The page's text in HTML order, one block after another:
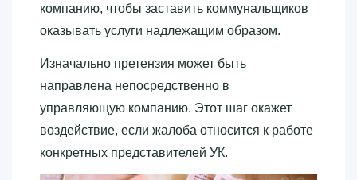
компанию, чтобы заставить коммунальщиков
оказывать услуги надлежащим образом.
Изначально претензия может быть
направлена непосредственно в
управляющую компанию. Этот шаг окажет
воздействие, если жалоба относится к работе
конкретных представителей УК.